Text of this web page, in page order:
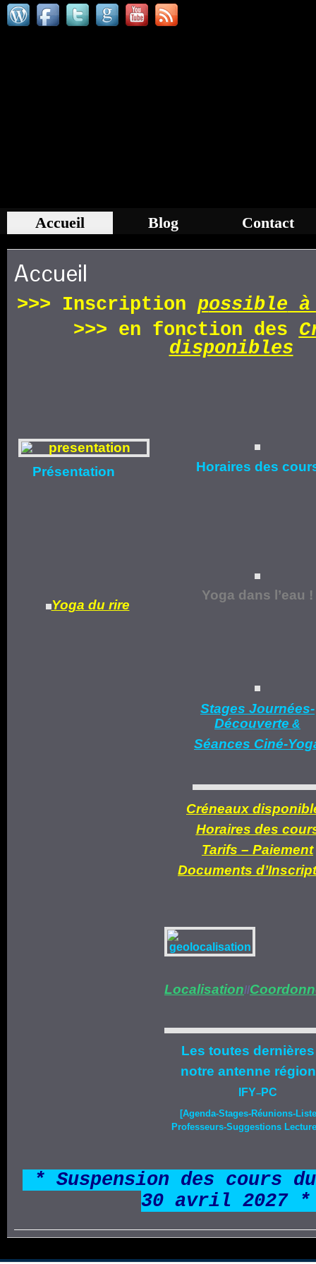
Accueil Blog Contact
Accueil
>>> Inscription possible à
>>> en fonction des
disponibles
Présentation Horaires des
Yoga du rire
Yoga dans l’eau !
Stages Journées-
Découverte &
Séances Ciné-
Créneaux
Horaires des
Tarifs – Paiement
Documents d’
Localisation//
Les toutes
notre antenne
IFY–PC
[Agenda-Stages-Réunions-
Professeurs-Suggestions
* Suspension des cours
30 avril 2027 *